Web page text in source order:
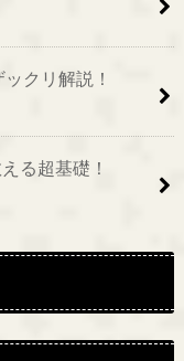
クリ解説！
る超基礎！